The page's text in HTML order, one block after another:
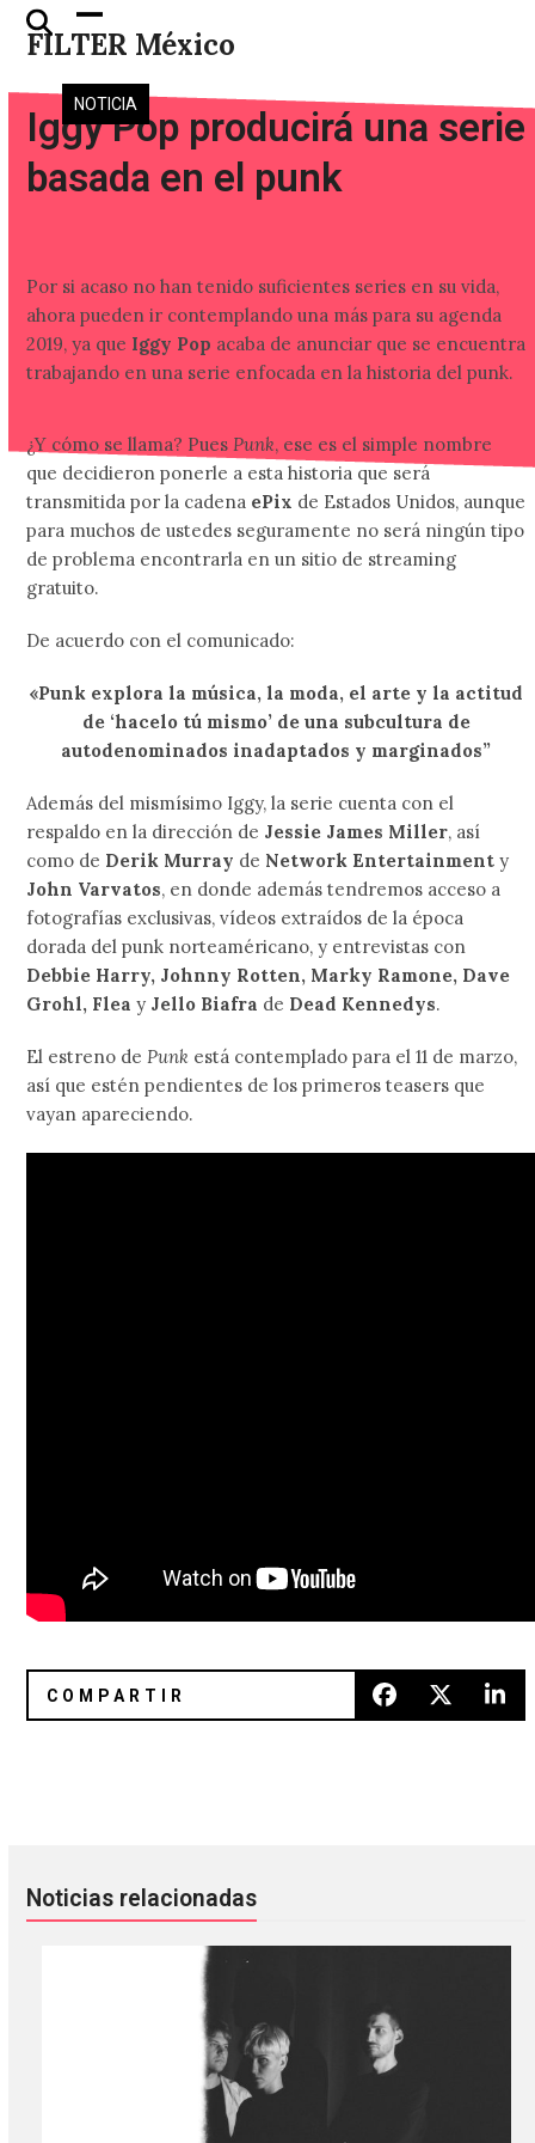
Skip
FILTER México
Open
mobile
menu
Close
mobile
menu
NOTICIA
Iggy Pop producirá una serie
basada en el punk
Por si acaso no han tenido suficientes series en su vida,
ahora pueden ir contemplando una más para su agenda
2019, ya que Iggy Pop acaba de anunciar que se encuentra
trabajando en una serie enfocada en la historia del punk.
¿Y cómo se llama? PuesPunk, ese es el simple nombre
que decidieron ponerle a esta historia que será
transmitida por la cadena ePix de Estados Unidos, aunque
para muchos de ustedes seguramente no será ningún tipo
de problema encontrarla en un sitio de streaming
gratuito.
De acuerdo con el comunicado:
«Punk explora la música, la moda, el arte y la actitud
de ‘hacelo tú mismo’ de una subcultura de
autodenominados inadaptados y marginados”
Además del mismísimo Iggy, la serie cuenta con el
respaldo en la dirección de Jessie James Miller, así
como de Derik Murray de Network Entertainmenty
John Varvatos, en donde además tendremos acceso a
fotografías exclusivas, vídeos extraídos de la época
dorada del punk norteaméricano, y entrevistas con
Debbie Harry, Johnny Rotten, Marky Ramone, Dave
Grohl, Fleay Jello Biafra de Dead Kennedys.
El estreno dePunk está contemplado para el 11 de marzo,
así que estén pendientes de los primeros teasers que
vayan apareciendo.
Noticias relacionadas